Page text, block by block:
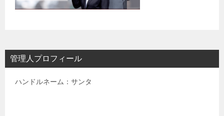
管理人プロフィール
ハンドルネーム：サンタ